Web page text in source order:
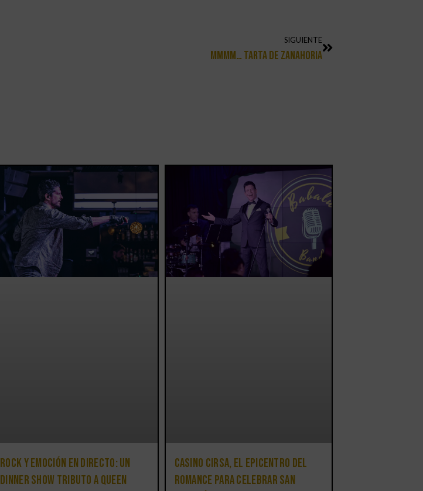
SIGUIENTE
Mmmm… Tarta De Zanahoria
Rock y emoción en directo: un
Dinner Show Tributo a Queen
Casino CIRSA, el epicentro del
romance para celebrar San